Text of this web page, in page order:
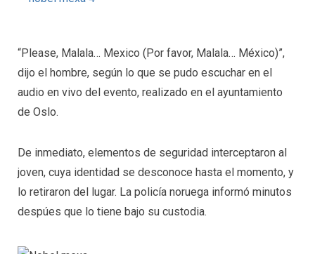
“Please, Malala… Mexico (Por favor, Malala… México)”,
dijo el hombre, según lo que se pudo escuchar en el
audio en vivo del evento, realizado en el ayuntamiento
de Oslo.
De inmediato, elementos de seguridad interceptaron al
joven, cuya identidad se desconoce hasta el momento, y
lo retiraron del lugar. La policía noruega informó minutos
despúes que lo tiene bajo su custodia.